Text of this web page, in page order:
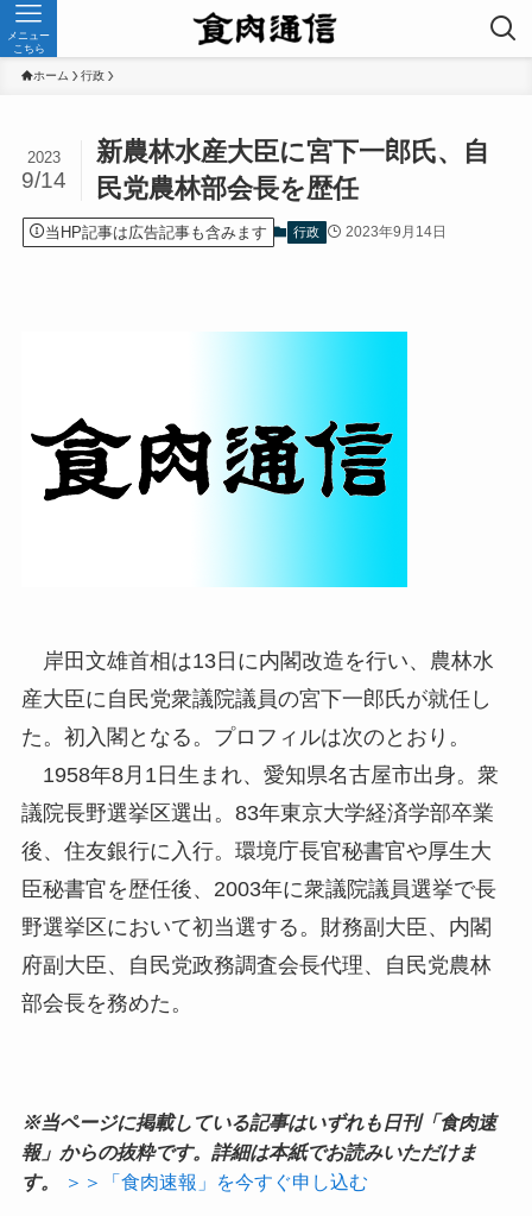
メニュー
こちら
ホーム 行政
新農林水産大臣に宮下一郎氏、自
民党農林部会長を歴任
2023
9/14
当HP記事は広告記事も含みます 行政 2023年9月14日
岸田文雄首相は13日に内閣改造を行い、農林水
産大臣に自民党衆議院議員の宮下一郎氏が就任し
た。初入閣となる。プロフィルは次のとおり。
1958年8月1日生まれ、愛知県名古屋市出身。衆
議院長野選挙区選出。83年東京大学経済学部卒業
後、住友銀行に入行。環境庁長官秘書官や厚生大
臣秘書官を歴任後、2003年に衆議院議員選挙で長
野選挙区において初当選する。財務副大臣、内閣
府副大臣、自民党政務調査会長代理、自民党農林
部会長を務めた。
※当ページに掲載している記事はいずれも日刊「食肉速
報」からの抜粋です。詳細は本紙でお読みいただけま
す。
＞＞「食肉速報」を今すぐ申し込む